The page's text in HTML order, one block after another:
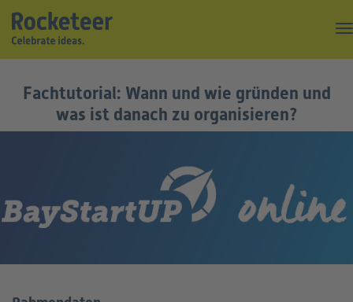
Top of the Rock
Events
Suche
Fachtutorial: Wann und wie gründen und
was ist danach zu organisieren?